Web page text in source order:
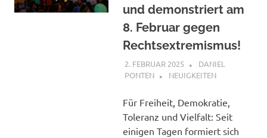
und demonstriert am
8. Februar gegen
Rechtsextremismus!
2. FEBRUAR 2025
DANIEL
PONTEN
NEUIGKEITEN
Für Freiheit, Demokratie,
Toleranz und Vielfalt: Seit
einigen Tagen formiert sich